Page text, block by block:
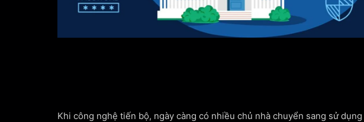
Khi công nghệ tiến bộ, ngày càng có nhiều chủ nhà chuyển sang sử dụng